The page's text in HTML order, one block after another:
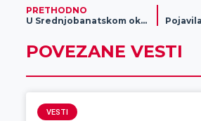
PRETHODNO
U Srednjobanatskom okrugu 277 osoba obolelo od koronavirusa
POVEZANE VESTI
VESTI